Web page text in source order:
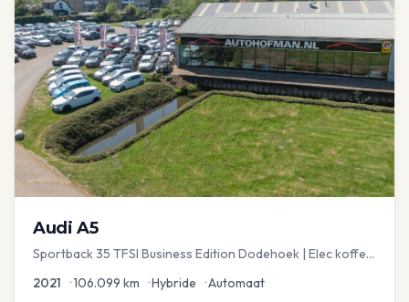
Audi A5
Sportback 35 TFSI Business Edition Dodehoek | Elec koffer
2021 •106.099 km •Hybride •Automaat